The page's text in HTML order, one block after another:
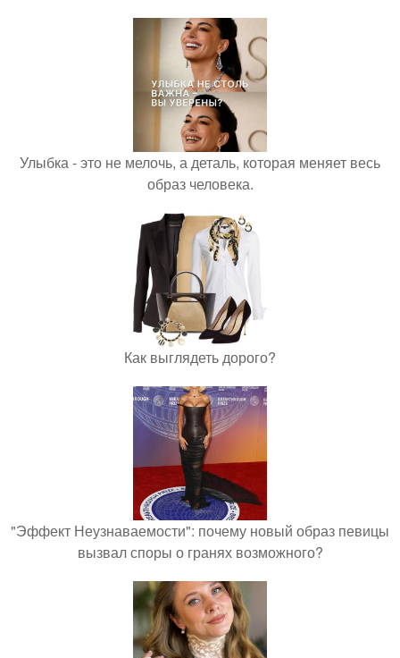
Улыбка - это не мелочь, а деталь, которая меняет весь
образ человека.
Как выглядеть дорого?
"Эффект Неузнаваемости": почему новый образ певицы
вызвал споры о гранях возможного?